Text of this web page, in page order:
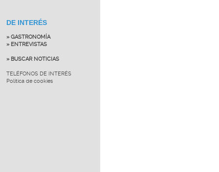
DE INTERÉS
» GASTRONOMÍA
» ENTREVISTAS
» BUSCAR NOTICIAS
TELÉFONOS DE INTERÉS
Política de cookies